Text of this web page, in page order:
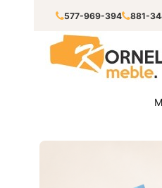
577-969-394 881-